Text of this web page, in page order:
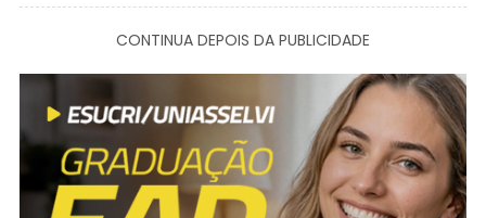
CONTINUA DEPOIS DA PUBLICIDADE